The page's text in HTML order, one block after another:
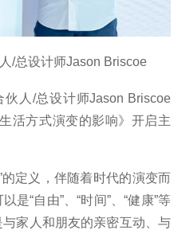
/总设计师Jason Briscoe
人/总设计师Jason Briscoe
活方式演变的影响》开启主
定义，伴随着时代的演变而
是“自由”、“时间”、“健康”等
与家人和朋友的亲密互动、与